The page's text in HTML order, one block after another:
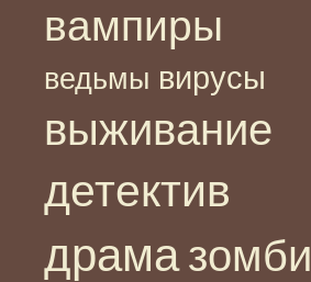
вампиры
ведьмы вирусы
выживание
детектив
драма зомби